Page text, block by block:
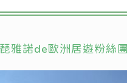
琵雅諾de歐洲居遊粉絲團